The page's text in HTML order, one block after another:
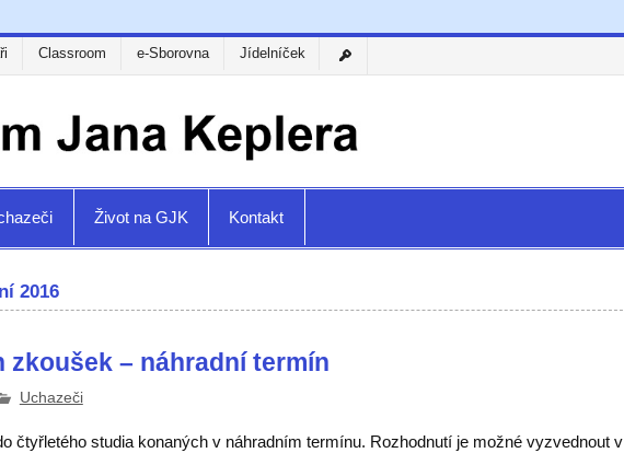
Classroom e-Sborovna Jídelníček
Život na GJK Kontakt
2016
– náhradní termín
Uchazeči
čtyřletého studia konaných v náhradním termínu. Rozhodnutí je možné vyzvednout v